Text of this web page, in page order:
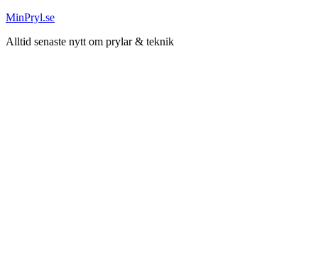
Hoppa
innehåll
MinPryl.se
Alltid senaste nytt om prylar & teknik